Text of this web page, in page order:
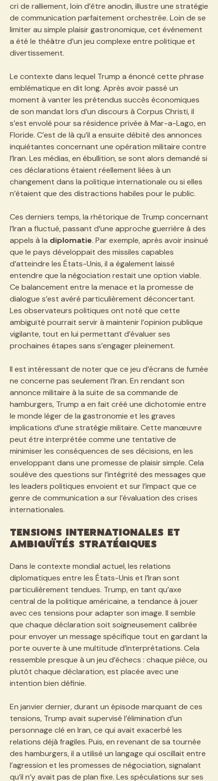
cri de ralliement, loin d’être anodin, illustre une stratégie
de communication parfaitement orchestrée. Loin de se
limiter au simple plaisir gastronomique, cet événement
a été le théâtre d’un jeu complexe entre politique et
divertissement.
Le contexte dans lequel Trump a énoncé cette phrase
emblématique en dit long. Après avoir passé un
moment à vanter les prétendus succès économiques
de son mandat lors d’un discours à Corpus Christi, il
s’est envolé pour sa résidence privée à Mar-a-Lago, en
Floride. C’est de là qu’il a ensuite débité des annonces
inquiétantes concernant une opération militaire contre
l’Iran. Les médias, en ébullition, se sont alors demandé si
ces déclarations étaient réellement liées à un
changement dans la politique internationale ou si elles
n’étaient que des distractions habiles pour le public.
Ces derniers temps, la rhétorique de Trump concernant
l’Iran a fluctué, passant d’une approche guerrière à des
appels à la diplomatie. Par exemple, après avoir insinué
que le pays développait des missiles capables
d’atteindre les États-Unis, il a également laissé
entendre que la négociation restait une option viable.
Ce balancement entre la menace et la promesse de
dialogue s’est avéré particulièrement déconcertant.
Les observateurs politiques ont noté que cette
ambiguïté pourrait servir à maintenir l’opinion publique
vigilante, tout en lui permettant d’évaluer ses
prochaines étapes sans s’engager pleinement.
Il est intéressant de noter que ce jeu d’écrans de fumée
ne concerne pas seulement l’Iran. En rendant son
annonce militaire à la suite de sa commande de
hamburgers, Trump a en fait créé une dichotomie entre
le monde léger de la gastronomie et les graves
implications d’une stratégie militaire. Cette manœuvre
peut être interprétée comme une tentative de
minimiser les conséquences de ses décisions, en les
enveloppant dans une promesse de plaisir simple. Cela
soulève des questions sur l’intégrité des messages que
les leaders politiques envoient et sur l’impact que ce
genre de communication a sur l’évaluation des crises
internationales.
Tensions internationales et
ambiguïtés stratégiques
Dans le contexte mondial actuel, les relations
diplomatiques entre les États-Unis et l’Iran sont
particulièrement tendues. Trump, en tant qu’axe
central de la politique américaine, a tendance à jouer
avec ces tensions pour adapter son image. Il semble
que chaque déclaration soit soigneusement calibrée
pour envoyer un message spécifique tout en gardant la
porte ouverte à une multitude d’interprétations. Cela
ressemble presque à un jeu d’échecs : chaque pièce, ou
plutôt chaque déclaration, est placée avec une
intention bien définie.
En janvier dernier, durant un épisode marquant de ces
tensions, Trump avait supervisé l’élimination d’un
personnage clé en Iran, ce qui avait exacerbé les
relations déjà fragiles. Puis, en revenant de sa tournée
des hamburgers, il a utilisé un langage qui oscillait entre
l’agression et les promesses de négociation, signalant
qu’il n’y avait pas de plan fixe. Les spéculations sur ses